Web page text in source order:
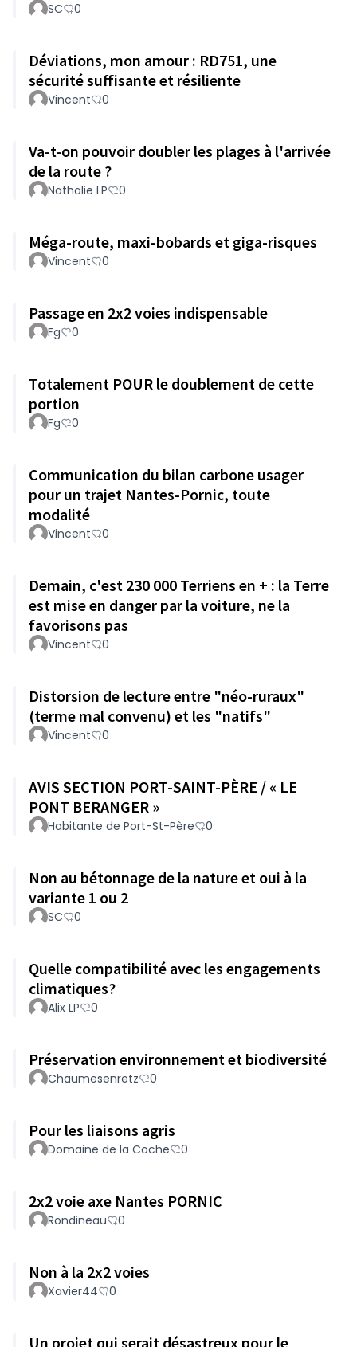
SC 0
Déviations, mon amour : RD751, une
sécurité suffisante et résiliente
Vincent 0
Va-t-on pouvoir doubler les plages à l'arrivée
de la route ?
Nathalie LP 0
Méga-route, maxi-bobards et giga-risques
Vincent 0
Passage en 2x2 voies indispensable
Fg 0
Totalement POUR le doublement de cette
portion
Fg 0
Communication du bilan carbone usager
pour un trajet Nantes-Pornic, toute
modalité
Vincent 0
Demain, c'est 230 000 Terriens en + : la Terre
est mise en danger par la voiture, ne la
favorisons pas
Vincent 0
Distorsion de lecture entre "néo-ruraux"
(terme mal convenu) et les "natifs"
Vincent 0
AVIS SECTION PORT-SAINT-PÈRE / « LE
PONT BERANGER »
Habitante de Port-St-Père 0
Non au bétonnage de la nature et oui à la
variante 1 ou 2
SC 0
Quelle compatibilité avec les engagements
climatiques?
Alix LP 0
Préservation environnement et biodiversité
Chaumesenretz 0
Pour les liaisons agris
Domaine de la Coche 0
2x2 voie axe Nantes PORNIC
Rondineau 0
Non à la 2x2 voies
Xavier44 0
Un projet qui serait désastreux pour le